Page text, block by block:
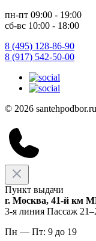
пн-пт 09:00 - 19:00
сб-вс 10:00 - 18:00
8 (495) 128-86-90
8 (917) 542-50-00
© 2026 santehpodbor.ru
Пункт выдачи
г. Москва, 41-й км
3-я линия Пассаж
Пн — Пт: 9 до 19